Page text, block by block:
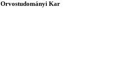
Orvostudományi Kar